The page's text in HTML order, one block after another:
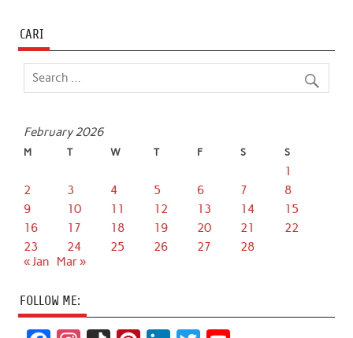
CARI
February 2026
M T W T F S S
1
2
3 4 5 6 7
8
9
10 11 12 13 14
15
16
17 18 19 20 21
22
23
24 25 26 27
28
« Jan
Mar »
FOLLOW ME: